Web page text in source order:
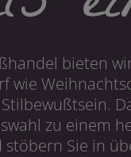
bieten
wie
zu einem
stöbern Sie in